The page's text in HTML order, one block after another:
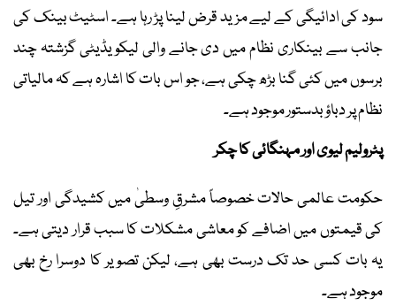
سود کی ادائیگی کے لیے مزید قرض لینا پڑ رہا ہے۔ اسٹیٹ بینک کی
جانب سے بینکاری نظام میں دی جانے والی لیکویڈیٹی گزشتہ چند
برسوں میں کئی گنا بڑھ چکی ہے، جو اس بات کا اشارہ ہے کہ مالیاتی
نظام پر دباؤ بدستور موجود ہے۔
پٹرولیم لیوی اور مہنگائی کا چکر
حکومت عالمی حالات خصوصاً مشرقِ وسطیٰ میں کشیدگی اور تیل
کی قیمتوں میں اضافے کو معاشی مشکلات کا سبب قرار دیتی ہے۔
یہ بات کسی حد تک درست بھی ہے، لیکن تصویر کا دوسرا رخ بھی
موجود ہے۔